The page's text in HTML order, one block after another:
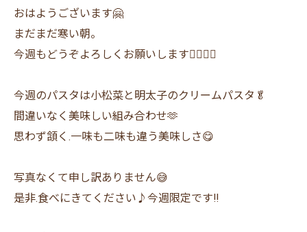
おはようございます🤗
まだまだ寒い朝。
今週もどうぞよろしくお願いします🙇‍♂️🙇‍♀️
今週のパスタは小松菜と明太子のクリームパスタ🥬
間違いなく美味しい組み合わせ🫶
思わず頷く.一味も二味も違う美味しさ😋
写真なくて申し訳ありません😅
是非.食べにきてください♪今週限定です‼️